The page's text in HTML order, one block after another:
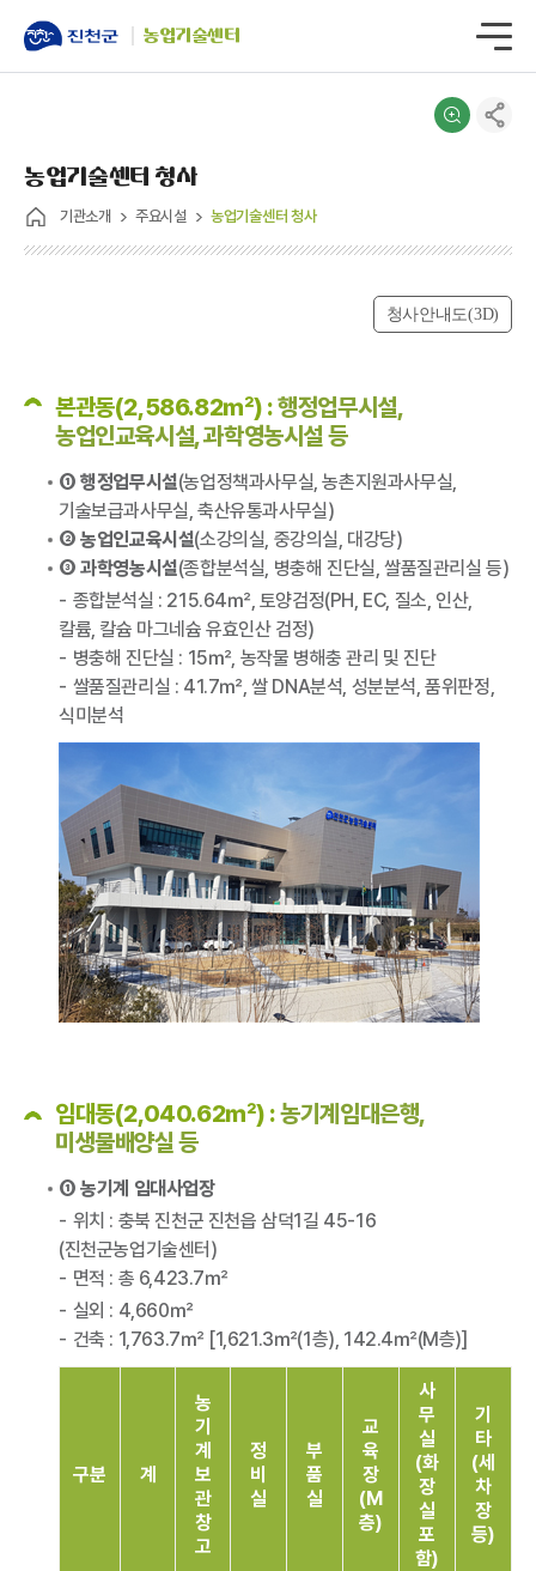
농업기술센터
기관소개 주요시설 농업기술센터 청사
농업기술센터 청사
청사안내도(3D)
본관동(2,586.82㎡) :행정업무시설,
농업인교육시설, 과학영농시설 등
① 행정업무시설(농업정책과사무실, 농촌지원과사무실,
기술보급과사무실, 축산유통과사무실)
② 농업인교육시설(소강의실, 중강의실, 대강당)
③ 과학영농시설(종합분석실, 병충해 진단실, 쌀품질관리실 등)
종합분석실 : 215.64㎡, 토양검정(PH, EC, 질소, 인산,
칼륨, 칼슘 마그네슘 유효인산 검정)
병충해 진단실 : 15㎡, 농작물 병해충 관리 및 진단
쌀품질관리실 : 41.7㎡, 쌀 DNA분석, 성분분석, 품위판정,
식미분석
임대동(2,040.62㎡) :농기계임대은행,
미생물배양실 등
① 농기계 임대사업장
위치 : 충북 진천군 진천읍 삼덕1길 45-16
(진천군농업기술센터)
면적 : 총 6,423.7㎡
실외 : 4,660㎡
건축 : 1,763.7㎡ [1,621.3㎡(1층), 142.4㎡(M층)]
구분 계
농
기
계
보
관
창
고
정
비
실
부
품
실
교
육
장
(M
층)
사
무
실
(화
장
실
포
함)
기
타
(세
차
장
등)